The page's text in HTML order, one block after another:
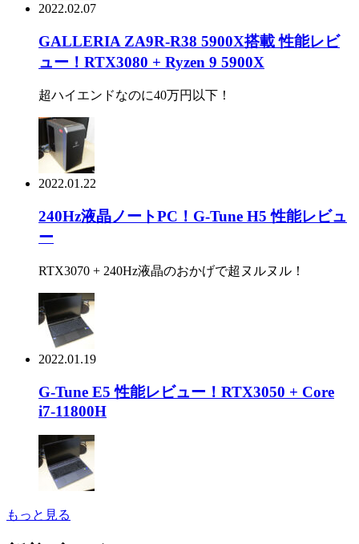
2022.02.07
GALLERIA ZA9R-R38 5900X搭載 性能レビ
ュー！RTX3080 + Ryzen 9 5900X
超ハイエンドなのに40万円以下！
2022.01.22
240Hz液晶ノートPC！G-Tune H5 性能レビュ
ー
RTX3070 + 240Hz液晶のおかげで超ヌルヌル！
2022.01.19
G-Tune E5 性能レビュー！RTX3050 + Core
i7-11800H
もっと見る